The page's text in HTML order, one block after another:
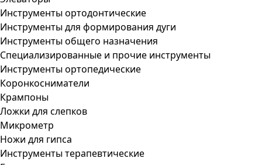
Инструменты ортодонтические
Инструменты для формирования дуги
Инструменты общего назначения
Специализированные и прочие инструменты
Инструменты ортопедические
Коронкосниматели
Крампоны
Ложки для слепков
Микрометр
Ножи для гипса
Инструменты терапевтические